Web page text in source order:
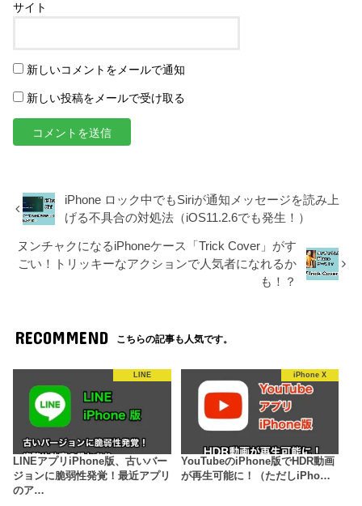
サイト
新しいコメントをメールで通知
新しい投稿をメールで受け取る
iPhone ロック中でもSiriが通知メッセージを読み上
げる不具合の対処法（iOS11.2.6でも発生！）
ヌンチャクになるiPhoneケース「Trick Cover」がす
ごい！トリッキーなアクションで人気者になれるか
も！？
RECOMMEND こちらの記事も人気です。
LINE
LINEアプリiPhone版、古いバー
ジョンに脆弱性発覚！最近アプリ
のア…
iPhone X
YouTubeのiPhone版でHDR動画
が再生可能に！（ただしiPho…